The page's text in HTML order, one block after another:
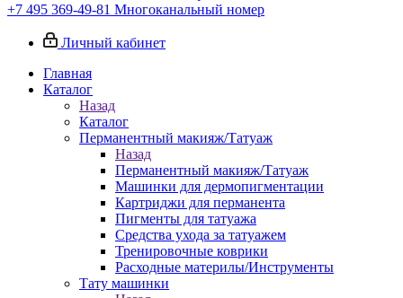
+7 495 369-49-81 Многоканальный номер
Личный кабинет
Главная
Каталог
Назад
Каталог
Перманентный макияж/Татуаж
Назад
Перманентный макияж/Татуаж
Машинки для дермопигментации
Картриджи для перманента
Пигменты для татуажа
Средства ухода за татуажем
Тренировочные коврики
Расходные материлы/Инструменты
Тату машинки